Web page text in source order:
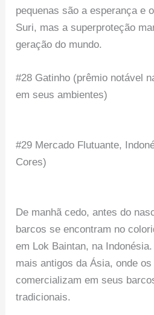
pequenas são a esperança e
Suri, mas a superproteção
geração do mundo.
#28 Gatinho (prêmio notável
em seus ambientes)
#29 Mercado Flutuante,
Cores)
De manhã cedo, antes do
barcos se encontram no
em Lok Baintan, na
mais antigos da Ásia, onde
comercializam em seus
tradicionais.